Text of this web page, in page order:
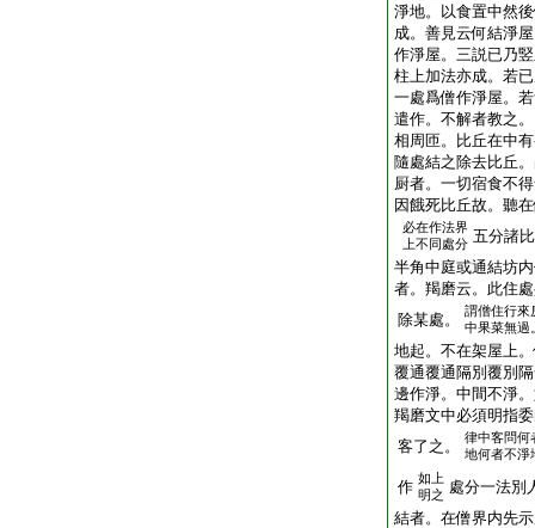
淨地。以食置中然
成。善見云何結淨
作淨屋。三説已乃
柱上加法亦成。若
一處爲僧作淨屋。
遣作。不解者教之
相周匝。比丘在中
隨處結之除去比丘
厨者。一切宿食不
因餓死比丘故。聽
必在作法界
上不同處分 五分諸
半角中庭或通結坊
者。羯磨云。此住
除某處。
謂僧住行來
中果菜無過
地起。不在架屋上
覆通覆通隔別覆別
邊作淨。中間不淨
羯磨文中必須明指
客了之。
律中客問何
地何者不淨
作 如上
明之 處分一法別
結者。在僧界内先